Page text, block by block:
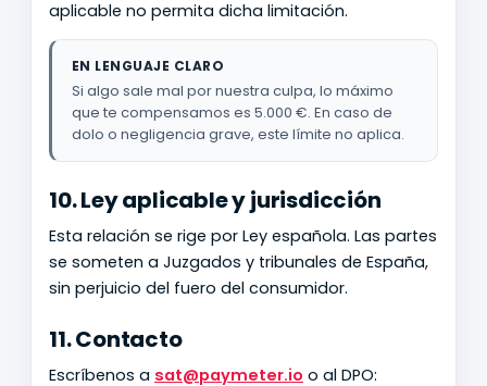
aplicable no permita dicha limitación.
EN LENGUAJE CLARO
Si algo sale mal por nuestra culpa, lo máximo
que te compensamos es 5.000 €. En caso de
dolo o negligencia grave, este límite no aplica.
10. Ley aplicable y jurisdicción
Esta relación se rige por Ley española. Las partes
se someten a Juzgados y tribunales de España,
sin perjuicio del fuero del consumidor.
11. Contacto
Escríbenos a sat@paymeter.io o al DPO: